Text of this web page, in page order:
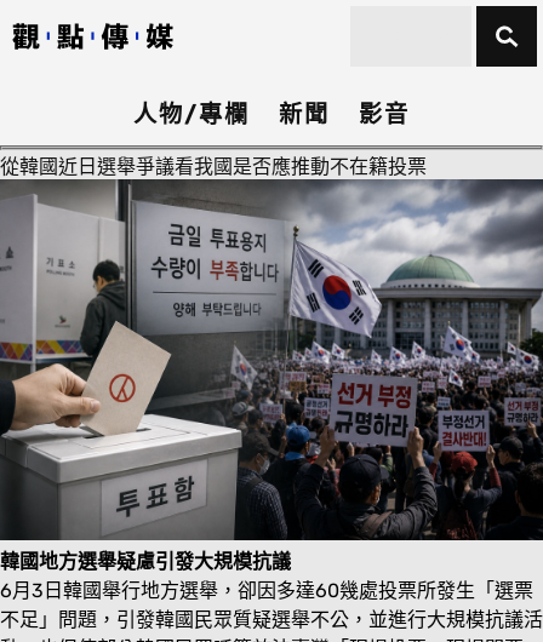
人物/專欄 新聞 影音
從韓國近日選舉爭議看我國是否應推動不在籍投票
韓國地方選舉疑慮引發大規模抗議
6月3日韓國舉行地方選舉，卻因多達60幾處投票所發生「選票
不足」問題，引發韓國民眾質疑選舉不公，並進行大規模抗議活